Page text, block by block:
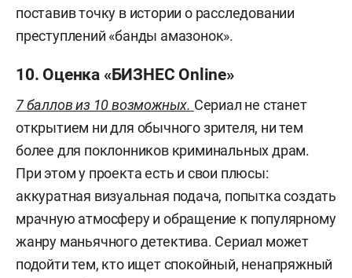
поставив точку в истории о расследовании
преступлений «банды амазонок».
10. Оценка «БИЗНЕС Online»
7 баллов из 10 возможных. Сериал не станет
открытием ни для обычного зрителя, ни тем
более для поклонников криминальных драм.
При этом у проекта есть и свои плюсы:
аккуратная визуальная подача, попытка создать
мрачную атмосферу и обращение к популярному
жанру маньячного детектива. Сериал может
подойти тем, кто ищет спокойный, ненапряжный